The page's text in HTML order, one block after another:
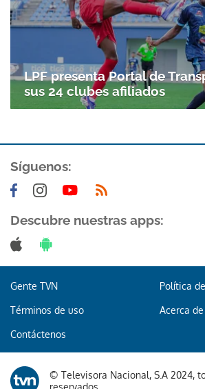
LPF presenta Portal de
sus 24 clubes afiliados
Síguenos:
Descubre nuestras apps:
Gente TVN Política
Términos de uso Acerca de
Contáctenos
© Televisora Nacional, S.A 2024,